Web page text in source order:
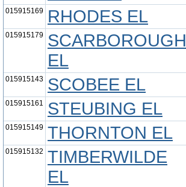
015915169 RHODES EL
015915179 SCARBOROUGH
EL
015915143 SCOBEE EL
015915161 STEUBING EL
015915149 THORNTON EL
015915132 TIMBERWILDE
EL